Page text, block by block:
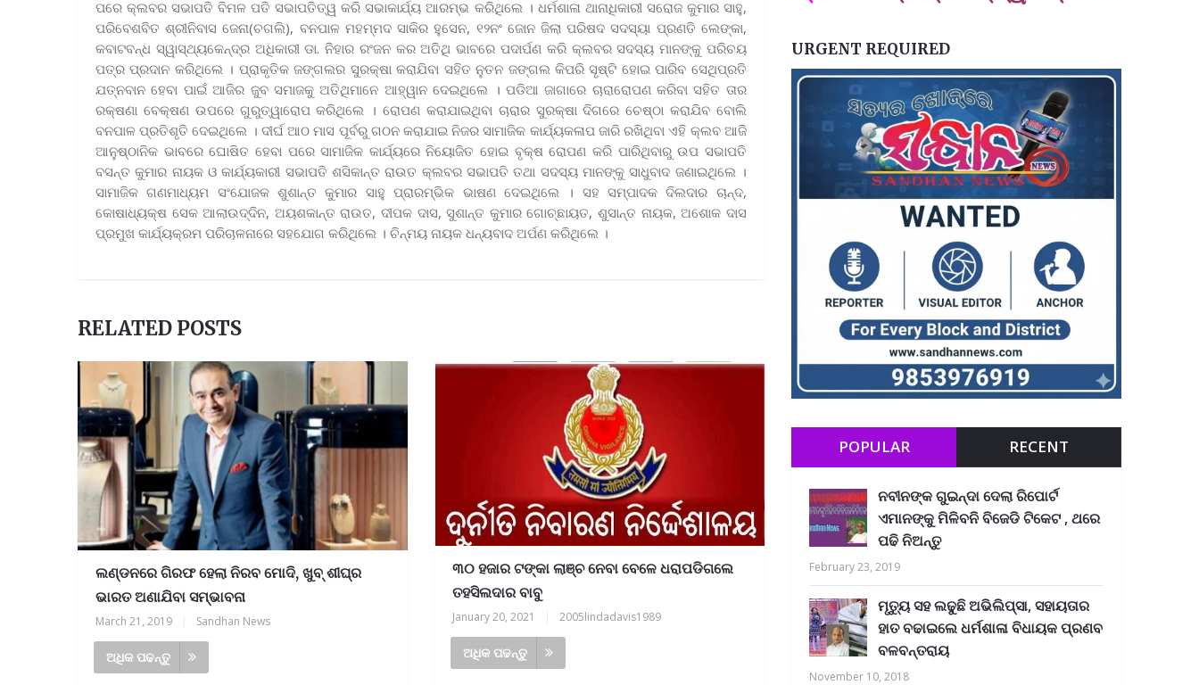
ପରେ କ୍ଲବର ସଭାପତି ବିମଳ ପତି ସଭାପତିତ୍ୱ କରି ସଭାକାର୍ଯ୍ୟ ଆରମ୍ଭ କରିଥିଲେ । ଧର୍ମଶାଳା ଥାନାଧିକାରୀ ସରୋଜ କୁମାର ସାହୁ,
ପରିବେଶବିତ ଶ୍ରୀନିବାସ ଜେନା(ଚଗଲି), ବନପାଳ ମହମ୍ମଦ ସାକିର ହୁସେନ, ୧୨ନଂ ଜୋନ ଜିଲା ପରିଷଦ ସଦସ୍ୟା ପ୍ରଣତି ଲେଙ୍କା,
କବାଟବନ୍ଧ ସ୍ୱାସ୍ଥ୍ୟକେନ୍ଦ୍ର ଅଧିକାରୀ ଡା. ନିହାର ରଂଜନ କର ଅତିଥି ଭାବରେ ପଦାର୍ପଣ କରି କ୍ଲବର ସଦସ୍ୟ ମାନଙ୍କୁ ପରିଚୟ
ପତ୍ର ପ୍ରଦାନ କରିଥିଲେ । ପ୍ରାକୃତିକ ଜଙ୍ଗଲର ସୁରକ୍ଷା କରାଯିବା ସହିତ ନୁତନ ଜଙ୍ଗଲ କିପରି ସୃଷ୍ଟି ହୋଇ ପାରିବ ସେଥିପ୍ରତି
ଯତ୍ନବାନ ହେବା ପାଇଁ ଆଜିର ଜୁବ ସମାଜକୁ ଅତିଥିମାନେ ଆହ୍ୱାନ ଦେଇଥିଲେ । ପଡିଆ ଜାଗାରେ ଚାରାରୋପଣ କରିବା ସହିତ ତାର
ରକ୍ଷଣା ବେକ୍ଷଣ ଉପରେ ଗୁରୁତ୍ୱାରୋପ କରିଥିଲେ । ରୋପଣ କରାଯାଇଥିବା ଚାରାର ସୁରକ୍ଷା ଦିଗରେ ଚେଷ୍ଠା କରାଯିବ ବୋଲି
ବନପାଳ ପ୍ରତିଶୃତି ଦେଇଥିଲେ । ଦୀର୍ଘ ଆଠ ମାସ ପୂର୍ବରୁ ଗଠନ କରାଯାଇ ନିଜର ସାମାଜିକ କାର୍ଯ୍ୟକଳାପ ଜାରି ରଖିଥିବା ଏହି କ୍ଲବ ଆଜି
ଆନୁଷ୍ଠାନିକ ଭାବରେ ଘୋଷିତ ହେବା ପରେ ସାମାଜିକ କାର୍ଯ୍ୟରେ ନିୟୋଜିତ ହୋଇ ବୃକ୍ଷ ରୋପଣ କରି ପାରିଥିବାରୁ ଉପ ସଭାପତି
ବସନ୍ତ କୁମାର ନାୟକ ଓ କାର୍ଯ୍ୟକାରୀ ସଭାପତି ଶସିକାନ୍ତ ରାଉତ କ୍ଲବର ସଭାପତି ତଥା ସଦସ୍ୟ ମାନଙ୍କୁ ସାଧୁବାଦ ଜଣାଇଥିଲେ ।
ସାମାଜିକ ଗଣମାଧ୍ୟମ ସଂଯୋଜକ ଶୁଶାନ୍ତ କୁମାର ସାହୁ ପ୍ରାରମ୍ଭିକ ଭାଷଣ ଦେଇଥିଲେ । ସହ ସମ୍ପାଦକ ଦିଲଦାର ଚାନ୍ଦ,
କୋଷାଧ୍ୟକ୍ଷ ସେକ ଆଲାଉଦ୍ଦିନ, ଅୟଶକାନ୍ତ ରାଉତ, ଦୀପକ ଦାସ, ସୁଶାନ୍ତ କୁମାର ଗୋଚ୍ଛାୟତ, ଶୁସାନ୍ତ ନାୟକ, ଅଶୋକ ଦାସ
ପ୍ରମୁଖ କାର୍ଯ୍ୟକ୍ରମ ପରିଚାଳନାରେ ସହଯୋଗ କରିଥିଲେ । ଚିନ୍ମୟ ନାୟକ ଧନ୍ୟବାଦ ଅର୍ପଣ କରିଥିଲେ ।
RELATED POSTS
ଲଣ୍ଡନରେ ଗିରଫ ହେଲା ନିରବ ମୋଦି, ଖୁବ୍‌ ଶୀଘ୍ର
ଭାରତ ଅଣାଯିବା ସମ୍ଭାବନା
March 21, 2019 Sandhan News
ଅଧିକ ପଢନ୍ତୁ
୩୦ ହଜାର ଟଙ୍କା ଲାଞ୍ଚ ନେବା ବେଳେ ଧରାପଡିଗଲେ
ତହସିଲଦାର ବାବୁ
January 20, 2021 2005lindadavis1989
ଅଧିକ ପଢନ୍ତୁ
URGENT REQUIRED
POPULAR RECENT
ନବୀନଙ୍କ ଗୁଇନ୍ଦା ଦେଲା ରିପୋର୍ଟ
ଏମାନଙ୍କୁ ମିଳିବନି ବିଜେଡି ଟିକେଟ , ଥରେ
ପଢି ନିଅନ୍ତୁ
February 23, 2019
ମୃତ୍ୟୁ ସହ ଲଢୁଛି ଅଭିଲିପ୍ସା, ସହାୟତାର
ହାତ ବଢାଇଲେ ଧର୍ମଶାଳା ବିଧାୟକ ପ୍ରଣବ
ବଳବନ୍ତରାୟ
November 10, 2018